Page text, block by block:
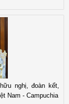
nghị, đoàn kết,
Nam - Campuchia